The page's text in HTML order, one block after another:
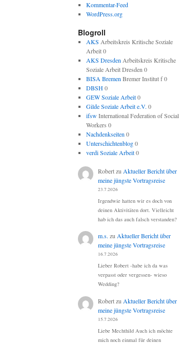
Kommentar-Feed
WordPress.org
Blogroll
AKS Arbeitskreis Kritische Soziale
Arbeit 0
AKS Dresden Arbeitskreis Kritische
Soziale Arbeit Dresden 0
BISA Bremen Bremer Institut f 0
DBSH0
GEW Soziale Arbeit0
Gilde Soziale Arbeit e.V. 0
ifswInternational Federation of Social
Workers 0
Nachdenkseiten 0
Unterschichtenblog0
verdi Soziale Arbeit0
Robertzu Aktueller Bericht über
meine jüngste Vortragsreise
23.7.2026
Irgendwie hatten wir es doch von
deinen Aktivitäten dort. Vielleicht
hab ich das auch falsch verstanden?
m.s. zuAktueller Bericht über
meine jüngste Vortragsreise
16.7.2026
Lieber Robert -habe ich da was
verpasst oder vergessen- wieso
Wedding?
Robertzu Aktueller Bericht über
meine jüngste Vortragsreise
15.7.2026
Liebe Mechthild Auch ich möchte
mich noch einmal für deinen